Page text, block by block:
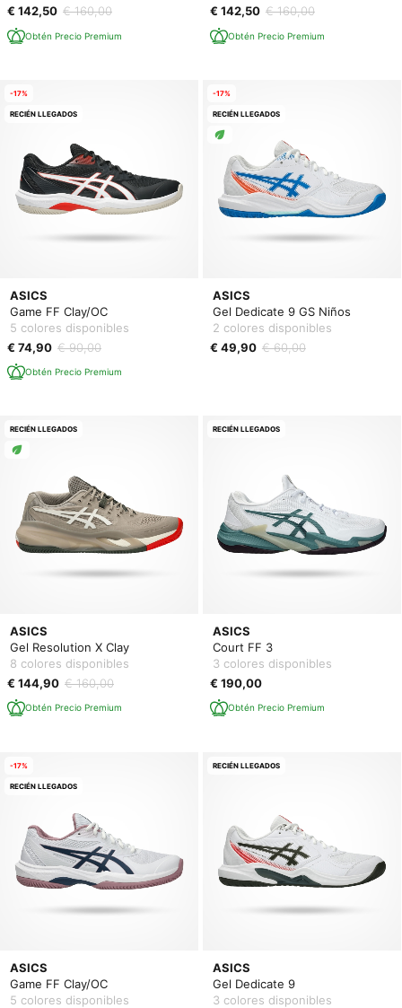
€ 142,50 € 160,00
Obtén Precio Premium
€ 142,50 € 160,00
Obtén Precio Premium
ASICS
Game FF Clay/OC
5 colores disponibles
€ 74,90 € 90,00
Obtén Precio Premium
-17%
RECIÉN LLEGADOS
ASICS
Gel Dedicate 9 GS Niños
2 colores disponibles
€ 49,90 € 60,00
-17%
RECIÉN LLEGADOS
ASICS
Gel Resolution X Clay
8 colores disponibles
€ 144,90 € 160,00
Obtén Precio Premium
RECIÉN LLEGADOS
ASICS
Court FF 3
3 colores disponibles
€ 190,00
Obtén Precio Premium
RECIÉN LLEGADOS
ASICS
Game FF Clay/OC
5 colores disponibles
-17%
RECIÉN LLEGADOS
ASICS
Gel Dedicate 9
3 colores disponibles
RECIÉN LLEGADOS